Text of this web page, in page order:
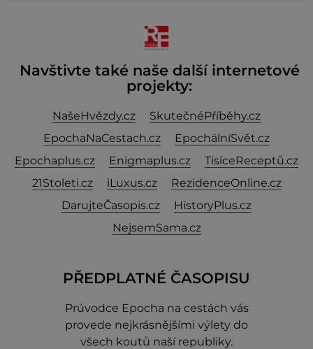
Navštivte také naše další internetové
projekty:
NašeHvězdy.cz
SkutečnéPříběhy.cz
EpochaNaCestach.cz
EpochálníSvět.cz
Epochaplus.cz
Enigmaplus.cz
TisíceReceptů.cz
21Stoleti.cz
iLuxus.cz
RezidenceOnline.cz
DarujteČasopis.cz
HistoryPlus.cz
NejsemSama.cz
PŘEDPLATNÉ ČASOPISU
Prúvodce Epocha na cestách vás
provede nejkrásnějšími výlety do
všech koutů naší republiky.